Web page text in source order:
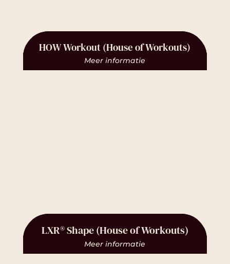
HOW Workout (House of Workouts)
Meer informatie
LXR® Shape (House of Workouts)
Meer informatie